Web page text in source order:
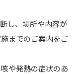
し、場所や内容が
までのご案内をご
や発熱の症状のあ